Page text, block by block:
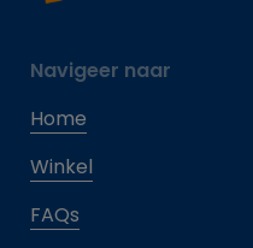
Navigeer naar
Home
Winkel
FAQs